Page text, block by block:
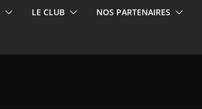
LE CLUB NOS PARTENAIRES